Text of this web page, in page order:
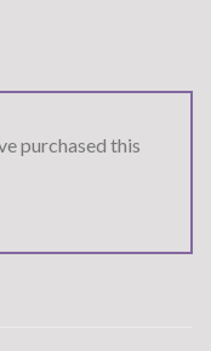
purchased this